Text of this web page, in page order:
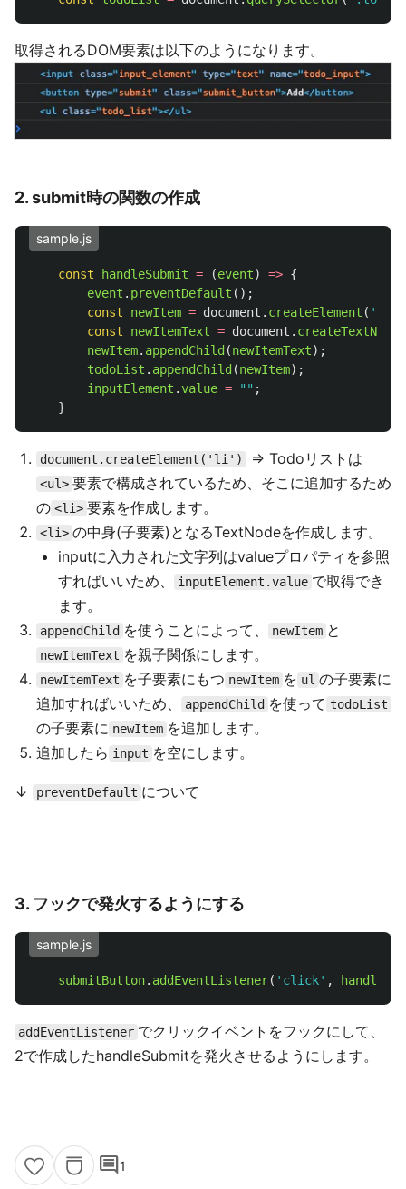
取得されるDOM要素は以下のようになります。
2. submit時の関数の作成
sample.js
const handleSubmit = (event) => {
event . preventDefault ();
const
newItem = document . createElement ( '
const
newItemText = document . createTextNode
newItem. appendChild (newItemText);
todoList . appendChild (newItem);
inputElement .value = "" ;
}
document.createElement('li') => Todoリストは
<ul> 要素で構成されているため、そこに追加するため
の <li> 要素を作成します。
<li> の中身(子要素)となるTextNodeを作成します。
inputに入力された文字列はvalueプロパティを参照
すればいいため、
inputElement.value で取得でき
ます。
appendChild を使うことによって、 newItem と
newItemText を親子関係にします。
newItemText を子要素にもつ newItem を ul の子要素に
追加すればいいため、
appendChild を使って todoList
の子要素に newItem を追加します。
追加したら input を空にします。
↓ preventDefault について
3. フックで発火するようにする
sample.js
submitButton. addEventListener( ' click' ,
addEventListener でクリックイベントをフックにして、
2で作成したhandleSubmitを発火させるようにします。
comment1